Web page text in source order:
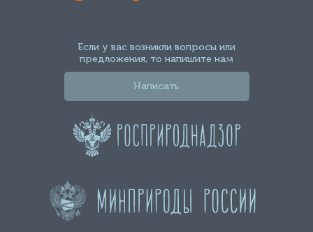
Если у вас возникли вопросы или
предложения, то напишите нам
Написать